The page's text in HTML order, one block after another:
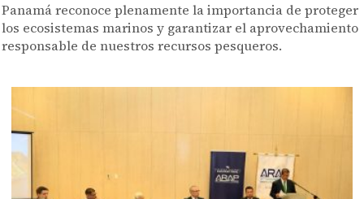
Panamá reconoce plenamente la importancia de proteger
los ecosistemas marinos y garantizar el aprovechamiento
responsable de nuestros recursos pesqueros.